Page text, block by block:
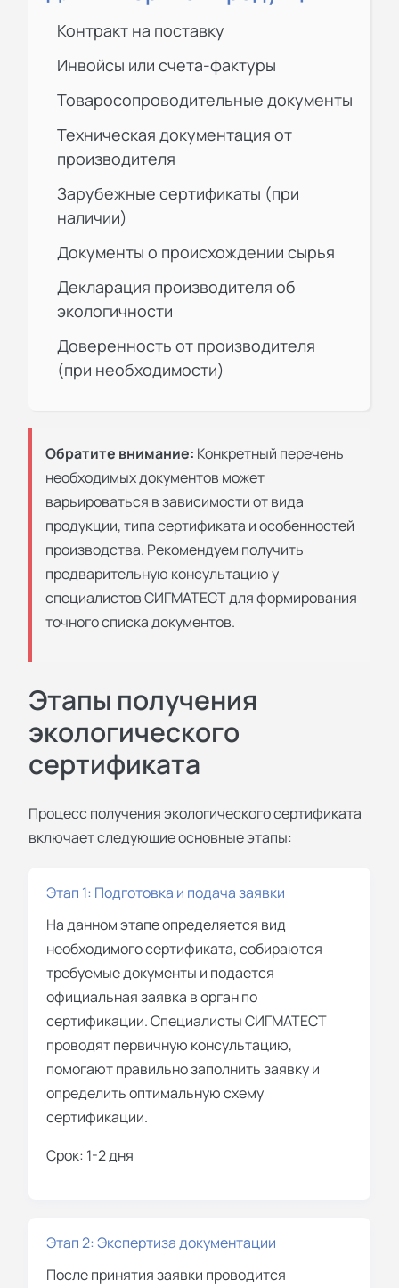
Контракт на поставку
Инвойсы или счета-фактуры
Товаросопроводительные документы
Техническая документация от
производителя
Зарубежные сертификаты (при
наличии)
Документы о происхождении сырья
Декларация производителя об
экологичности
Доверенность от производителя
(при необходимости)
Обратите внимание: Конкретный перечень
необходимых документов может
варьироваться в зависимости от вида
продукции, типа сертификата и особенностей
производства. Рекомендуем получить
предварительную консультацию у
специалистов СИГМАТЕСТ для формирования
точного списка документов.
Этапы получения
экологического
сертификата
Процесс получения экологического сертификата
включает следующие основные этапы:
Этап 1: Подготовка и подача заявки
На данном этапе определяется вид
необходимого сертификата, собираются
требуемые документы и подается
официальная заявка в орган по
сертификации. Специалисты СИГМАТЕСТ
проводят первичную консультацию,
помогают правильно заполнить заявку и
определить оптимальную схему
сертификации.
Срок: 1-2 дня
Этап 2: Экспертиза документации
После принятия заявки проводится